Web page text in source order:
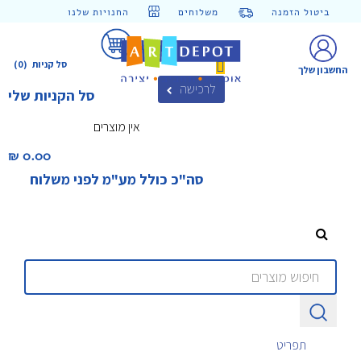
ביטול הזמנה משלוחים החנויות שלנו
(0) סל קניות
סל הקניות שלי לרכישה
אין מוצרים
0.00 ₪‎
סה"כ כולל מע"מ לפני משלוח
החשבון שלך
תפריט